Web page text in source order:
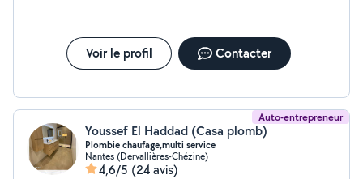
Voir le profil Contacter
Auto-entrepreneur
Youssef El Haddad (Casa plomb)
Plombie chaufage,multi service
Nantes (Dervallières-Chézine)
4,6/5 (24 avis)